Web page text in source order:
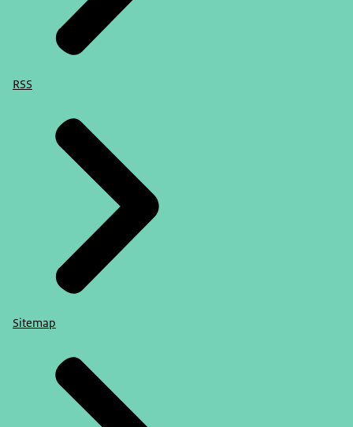
RSS
Sitemap